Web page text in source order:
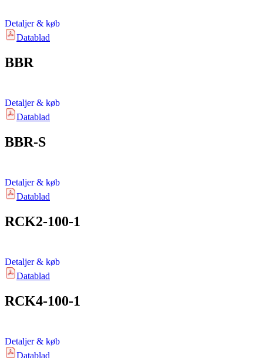
Detaljer & køb
Datablad
BBR
Detaljer & køb
Datablad
BBR-S
Detaljer & køb
Datablad
RCK2-100-1
Detaljer & køb
Datablad
RCK4-100-1
Detaljer & køb
Datablad